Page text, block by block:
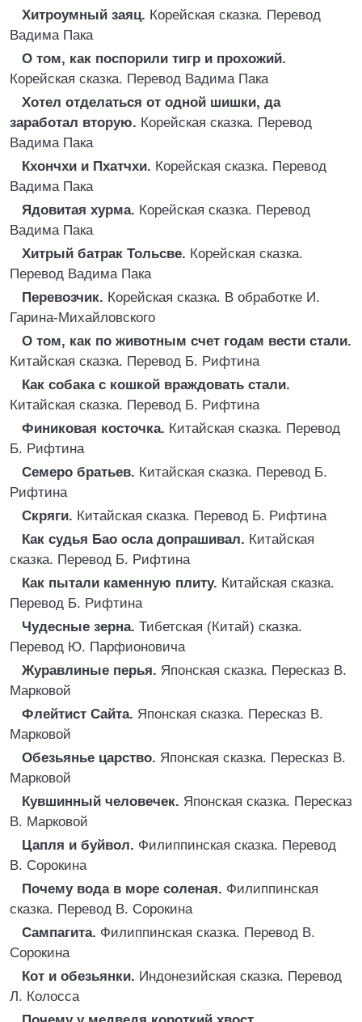
Хитроумный заяц. Корейская сказка. Перевод
Вадима Пака
О том, как поспорили тигр и прохожий.
Корейская сказка. Перевод Вадима Пака
Хотел отделаться от одной шишки, да
заработал вторую. Корейская сказка. Перевод
Вадима Пака
Кхончхи и Пхатчхи. Корейская сказка. Перевод
Вадима Пака
Ядовитая хурма. Корейская сказка. Перевод
Вадима Пака
Хитрый батрак Тольсве. Корейская сказка.
Перевод Вадима Пака
Перевозчик. Корейская сказка. В обработке И.
Гарина-Михайловского
О том, как по животным счет годам вести стали.
Китайская сказка. Перевод Б. Рифтина
Как собака с кошкой враждовать стали.
Китайская сказка. Перевод Б. Рифтина
Финиковая косточка. Китайская сказка. Перевод
Б. Рифтина
Семеро братьев. Китайская сказка. Перевод Б.
Рифтина
Скряги. Китайская сказка. Перевод Б. Рифтина
Как судья Бао осла допрашивал. Китайская
сказка. Перевод Б. Рифтина
Как пытали каменную плиту. Китайская сказка.
Перевод Б. Рифтина
Чудесные зерна. Тибетская (Китай) сказка.
Перевод Ю. Парфионовича
Журавлиные перья. Японская сказка. Пересказ В.
Марковой
Флейтист Сайта. Японская сказка. Пересказ В.
Марковой
Обезьянье царство. Японская сказка. Пересказ В.
Марковой
Кувшинный человечек. Японская сказка. Пересказ
В. Марковой
Цапля и буйвол. Филиппинская сказка. Перевод
В. Сорокина
Почему вода в море соленая. Филиппинская
сказка. Перевод В. Сорокина
Сампагита. Филиппинская сказка. Перевод В.
Сорокина
Кот и обезьянки. Индонезийская сказка. Перевод
Л. Колосса